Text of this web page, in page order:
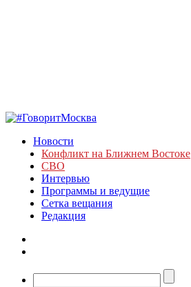
Новости
Конфликт на Ближнем Востоке
СВО
Интервью
Программы и ведущие
Сетка вещания
Редакция